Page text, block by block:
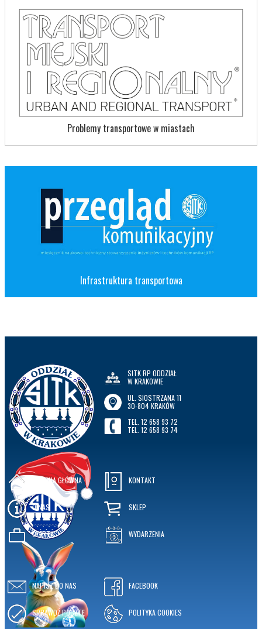
Problemy transportowe w miastach
Infrastruktura transportowa
SITK RP ODDZIAŁ
W KRAKOWIE
UL. SIOSTRZANA 11
30-804 KRAKÓW
TEL. 12 658 93 72
TEL. 12 658 93 74
STRONA GŁÓWNA
O NAS
OFERTA
KONTAKT
SKLEP
WYDARZENIA
NAPISZ DO NAS
SPRAWDŹ POCZTĘ
FACEBOOK
POLITYKA COOKIES